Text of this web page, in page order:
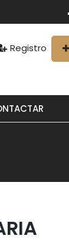
Registro